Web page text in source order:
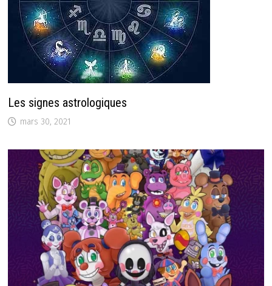
Les signes astrologiques
mars 30, 2021